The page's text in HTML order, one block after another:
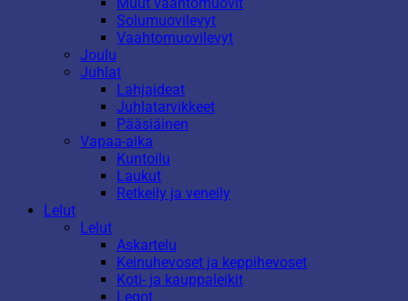
Solumuovilevyt
Vaahtomuovilevyt
Joulu
Juhlat
Lahjaideat
Juhlatarvikkeet
Pääsiäinen
Vapaa-aika
Kuntoilu
Laukut
Retkeily ja veneily
Lelut
Lelut
Askartelu
Keinuhevoset ja keppihevoset
Koti- ja kauppaleikit
Legot